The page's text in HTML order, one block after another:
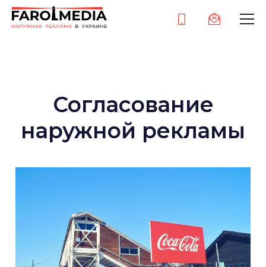
Согласование
наружной рекламы